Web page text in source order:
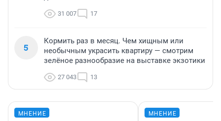
31 007 17
5
Кормить раз в месяц. Чем хищным или
необычным украсить квартиру — смотрим
зелёное разнообразие на выставке экзотики
27 043 13
МНЕНИЕ МНЕНИЕ